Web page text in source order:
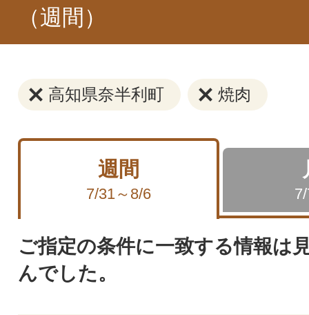
（週間）
高知県奈半利町 焼肉
週間
7/31～8/6
ご指定の条件に一致する情報は
んでした。